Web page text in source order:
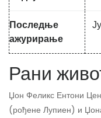
Последње
ажурирање
Рани
Џон Феликс Ентони
(рођене Лупиен) и